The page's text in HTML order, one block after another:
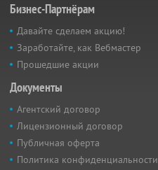
Бизнес-Партнёрам
Давайте сделаем акцию!
Заработайте, как Вебмастер
Прошедшие акции
Документы
Агентский договор
Лицензионный договор
Публичная оферта
Политика конфиденциальности